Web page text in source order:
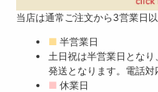
当店は通常ご注文から3営業日
■ 半営業日
土日祝は半営業日とな
発送となります。電話対
■ 休業日